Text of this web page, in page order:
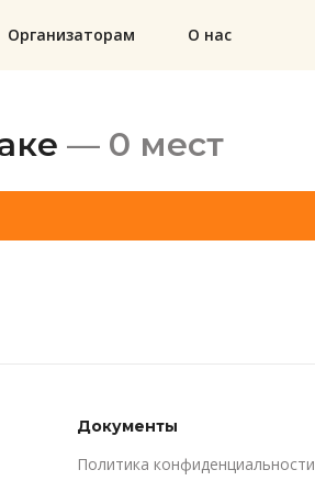
Организаторам О нас
— 0 мест
Документы
Политика конфиденциальности